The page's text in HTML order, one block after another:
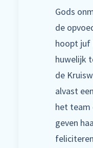
Gods
de
hoopt juf
huwelijk
de
alvast
het team
geven